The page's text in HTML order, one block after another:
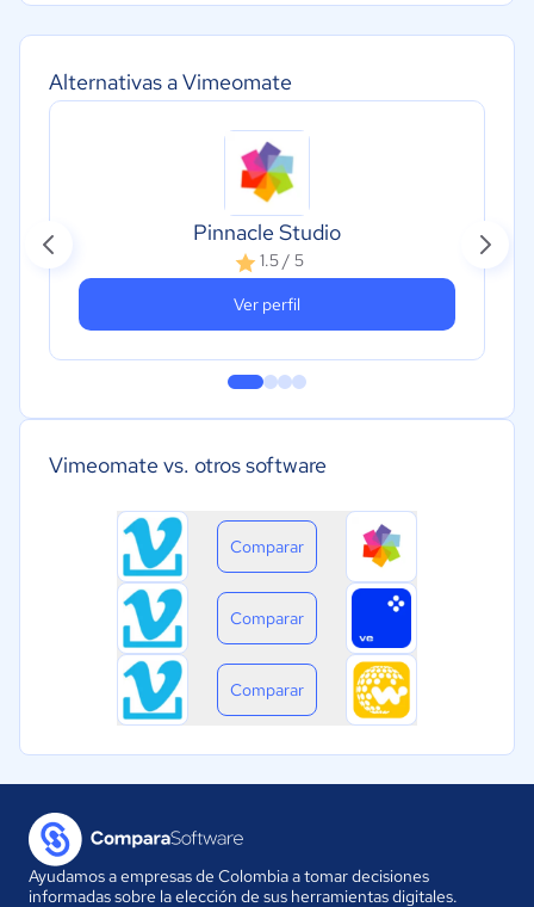
Alternativas a Vimeomate
Pinnacle Studio
1.5 / 5
Ver perfil
Vimeomate vs. otros software
Comparar
Comparar
Comparar
Ayudamos a empresas de Colombia a tomar decisiones
informadas sobre la elección de sus herramientas digitales.